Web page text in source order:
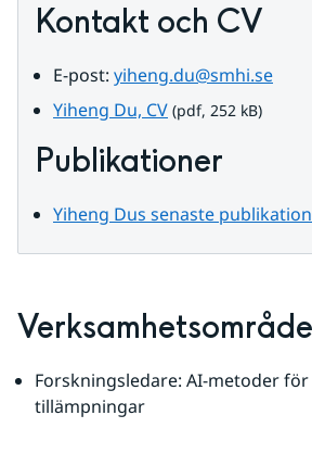
Kontakt och CV
E-post: yiheng.du@smhi.se
Yiheng Du, CVpdf, 252 kB.
(pdf, 252 kB)
Publikationer
Yiheng Dus senaste
Forskningsledare: AI-metoder
tillämpningar